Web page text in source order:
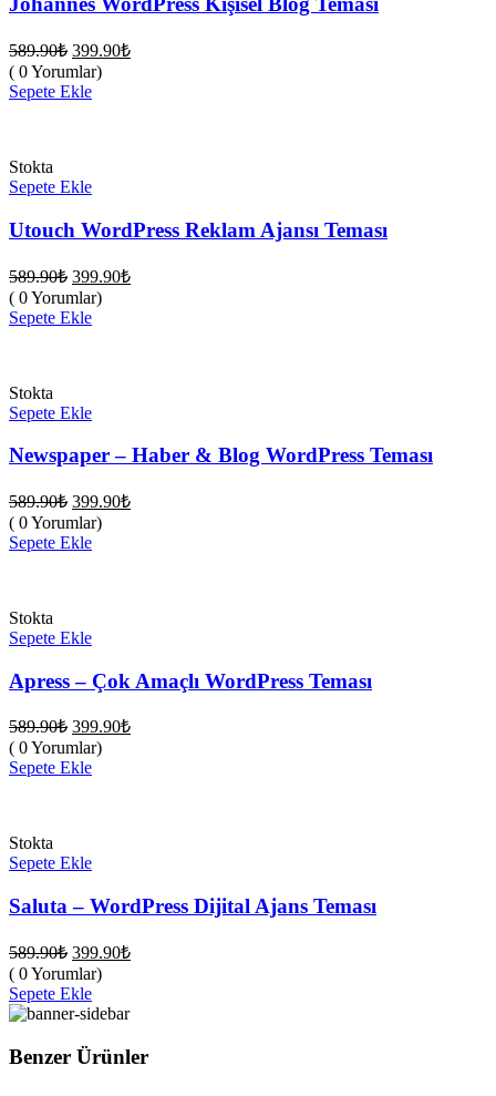
589.90₺ Orijinal
fiyat:
589.90₺.
399.90₺Şu
( 0 Yorumlar)
Sepete Ekle
Stokta
Sepete Ekle
Utouch WordPress Reklam Ajansı Teması
589.90₺ Orijinal
fiyat:
589.90₺.
399.90₺Şu
( 0 Yorumlar)
Sepete Ekle
Stokta
Sepete Ekle
Newspaper – Haber & Blog WordPress Teması
589.90₺ Orijinal
fiyat:
589.90₺.
399.90₺Şu
( 0 Yorumlar)
Sepete Ekle
Stokta
Sepete Ekle
Apress – Çok Amaçlı WordPress Teması
589.90₺ Orijinal
fiyat:
589.90₺.
399.90₺Şu
( 0 Yorumlar)
Sepete Ekle
Stokta
Sepete Ekle
Saluta – WordPress Dijital Ajans Teması
589.90₺ Orijinal
fiyat:
589.90₺.
399.90₺Şu
399.90₺.
( 0 Yorumlar)
Sepete Ekle
Benzer Ürünler